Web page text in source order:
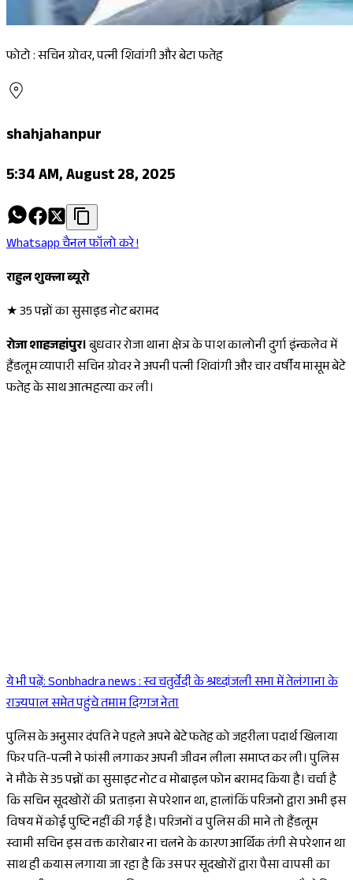
फोटो : सचिन ग्रोवर, पत्नी शिवांगी और बेटा फतेह
shahjahanpur
5:34 AM, August 28, 2025
Whatsapp चैनल फॉलो करे !
राहुल शुक्ला ब्यूरो
★ 35 पन्नों का सुसाइड नोट बरामद
रोजा शाहजहांपुर।बुधवार रोजा थाना क्षेत्र के पाश कालोनी दुर्गा इंन्कलेव में
हैंडलूम व्यापारी सचिन ग्रोवर ने अपनी पत्नी शिवांगी और चार वर्षीय मासूम बेटे
फतेह के साथ आत्महत्या कर ली।
Sponsored
ये भी पढ़ें:Sonbhadra news : स्व चतुर्वेदी के श्रध्दांजली सभा में तेलंगाना के
राज्यपाल समेत पहुंचे तमाम दिग्गज नेता
पुलिस के अनुसार दंपति ने पहले अपने बेटे फतेह को जहरीला पदार्थ खिलाया
फिर पति-पत्नी ने फांसी लगाकर अपनी जीवन लीला समाप्त कर ली। पुलिस
ने मौके से 35 पन्नों का सुसाइट नोट व मोबाइल फोन बरामद किया है। चर्चा है
कि सचिन सूदखोरों की प्रताड़ना से परेशान था, हालांकिं परिजनो द्वारा अभी इस
विषय में कोई पुष्टि नहीं की गई है। परिजनों व पुलिस की माने तो हैंडलूम
स्वामी सचिन इस वक्त कारोबार ना चलने के कारण आर्थिक तंगी से परेशान था
साथ ही कयास लगाया जा रहा है कि उस पर सूदखोरों द्वारा पैसा वापसी का